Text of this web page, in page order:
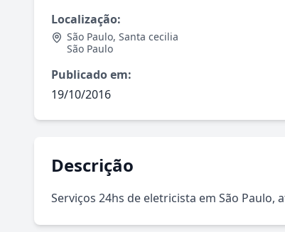
Localização:
São Paulo, Santa cecilia
São Paulo
Publicado em:
19/10/2016
Descrição
Serviços 24hs de eletricista em São